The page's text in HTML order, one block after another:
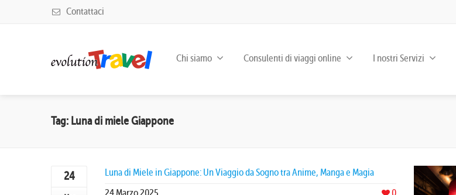
Contattaci
Chi siamo Consulenti di viaggi online I nostri Servizi
Tag: Luna di miele Giappone
24
Luna di Miele in Giappone: Un Viaggio da Sogno tra Anime, Manga e Magia